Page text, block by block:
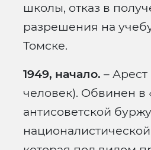
школы, отказ в
разрешения на
Томске.
1949, начало. – Арест
человек). Обвинен в
антисоветской